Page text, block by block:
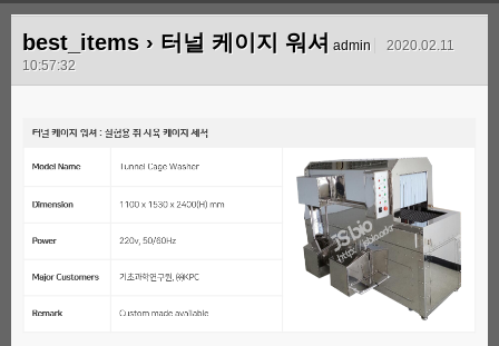
best_items › 터널 케이지 워셔 admin
2020.02.11
10:57:32